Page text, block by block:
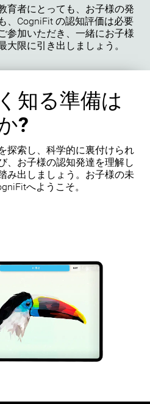
育者にとっても、お子様の発
、CogniFit の認知評価は必要
参加いただき、一緒にお子様
大限に引き出しましょう。
知る準備は
?
探索し、科学的に裏付けられ
、お子様の認知発達を理解し
み出しましょう。お子様の未
へようこそ。